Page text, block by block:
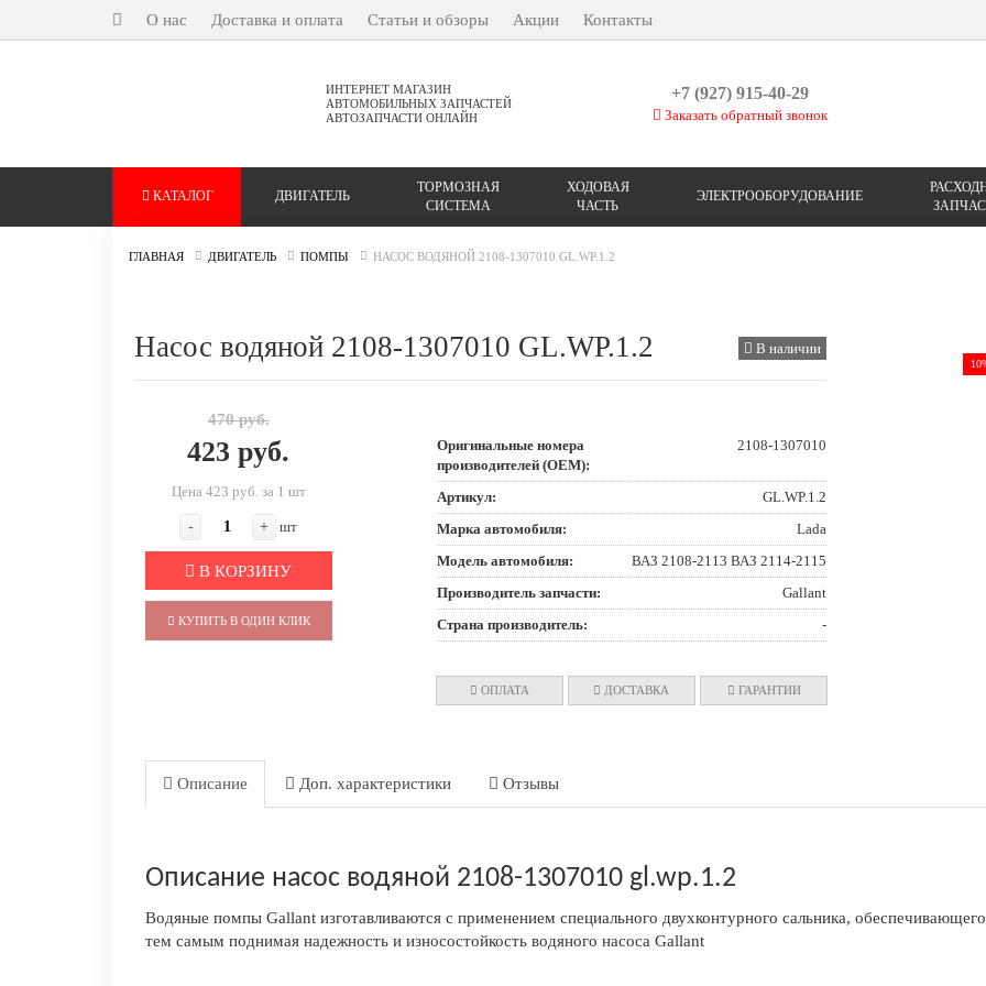
О нас Доставка и оплата Статьи и обзоры Акции Контакты
ИНТЕРНЕТ МАГАЗИН
АВТОМОБИЛЬНЫХ ЗАПЧАСТЕЙ
АВТОЗАПЧАСТИ ОНЛАЙН
+7 (927) 915-40-29
Заказать обратный звонок
КАТАЛОГ ДВИГАТЕЛЬ
ТОРМОЗНАЯ
СИСТЕМА
ХОДОВАЯ
ЧАСТЬ
ЭЛЕКТРООБОРУДОВАНИЕ
ГЛАВНАЯ ДВИГАТЕЛЬ ПОМПЫ НАСОС ВОДЯНОЙ 2108-1307010 GL.WP.1.2
В наличии
Насос водяной 2108-1307010 GL.WP.1.2
470 руб.
423 руб.
Цена 423 руб. за 1 шт
- + шт
В КОРЗИНУ
КУПИТЬ В ОДИН КЛИК
Оригинальные номера
производителей (OEM):
2108-1307010
Артикул:
GL.WP.1.2
Марка автомобиля:
Lada
Модель автомобиля:
ВАЗ 2108-2113 ВАЗ 2114-2115
Производитель запчасти:
Gallant
Страна производитель:
-
ОПЛАТА ДОСТАВКА ГАРАНТИИ
Описание Доп. характеристики Отзывы
Описание насос водяной 2108-1307010 gl.wp.1.2
Водяные помпы Gallant изготавливаются с применением специального двухконтурного сальника,
тем самым поднимая надежность и износостойкость водяного насоса Gallant